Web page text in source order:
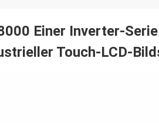
Einer Inverter-
Touch-LCD-